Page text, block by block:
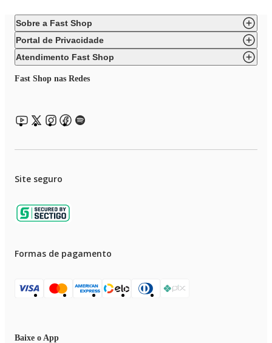
Tipo de Gás R32
Temperatura min / Maxima : Mín 16°C e Máx 32°C
Modos de operação Esfriar, ventilar e desumidificar
Função: Dormir
Função: Timer
Controle de Ventilação: Alto e baixo
Função: Oscilar, função manualmente
Vazão de ar máxima (m³/h): 400m3/h.
Sobre a Fast Shop
Portal de Privacidade
Atendimento Fast Shop
Fast Shop nas Redes
Site seguro
Formas de pagamento
Baixe o App